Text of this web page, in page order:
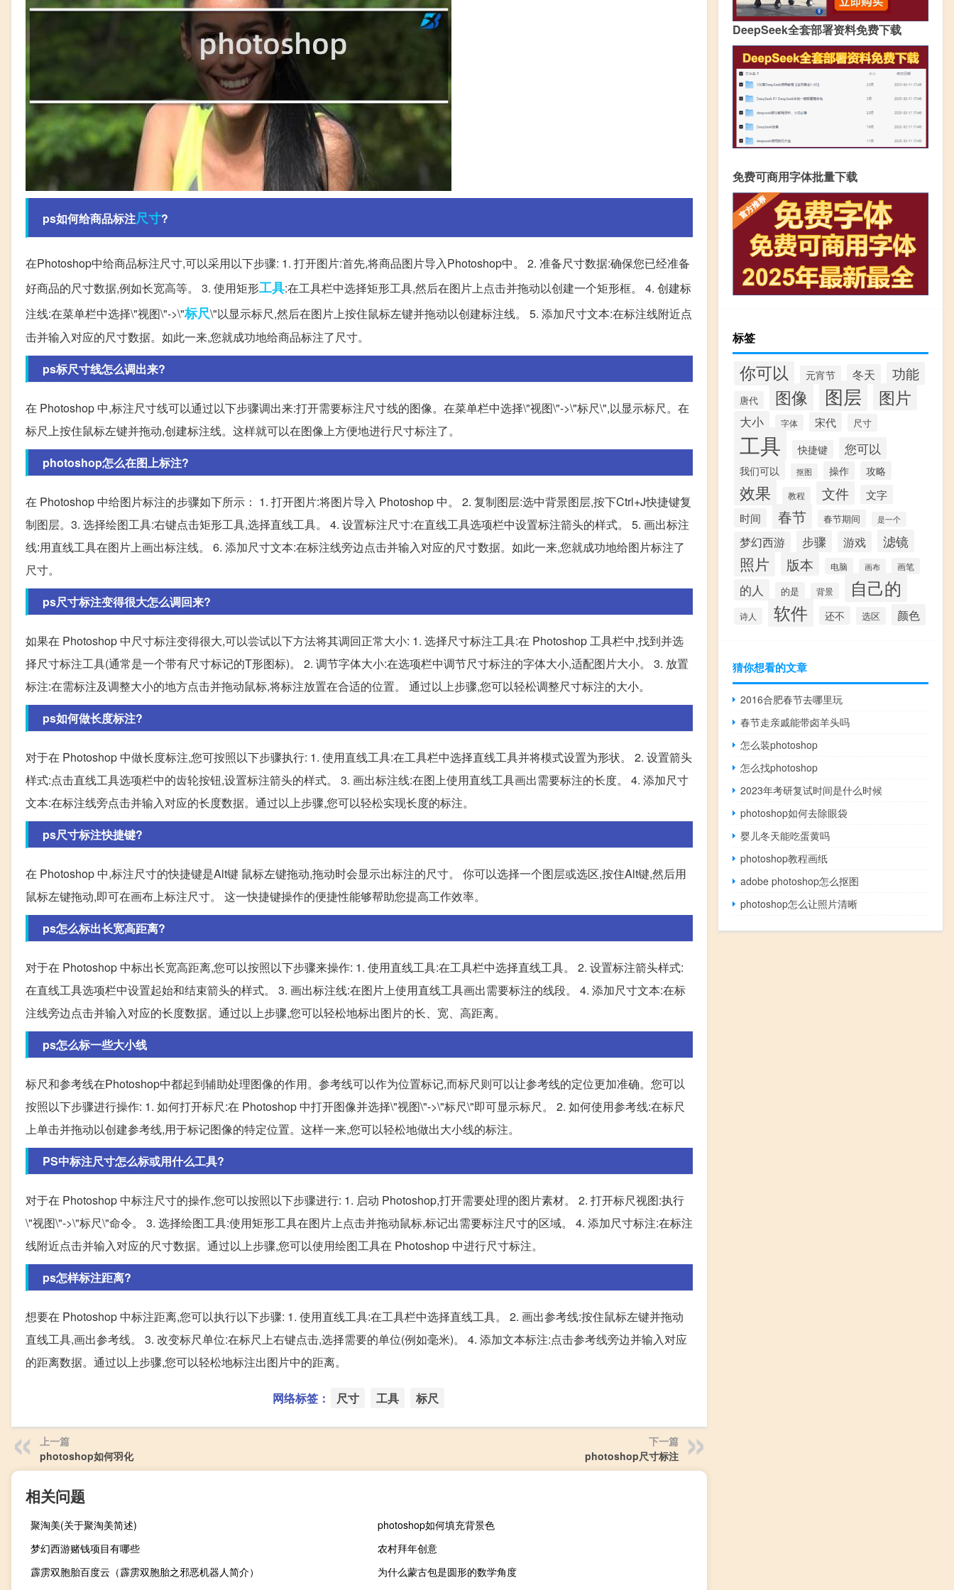
ps如何给商品标注尺寸?
在Photoshop中给商品标注尺寸,可以采用以下步骤: 1. 打开图片:首先,将商品图片导入Photoshop中。 2. 准备尺寸数据:确保您已经准备
好商品的尺寸数据,例如长宽高等。 3. 使用矩形工具:在工具栏中选择矩形工具,然后在图片上点击并拖动以创建一个矩形框。 4. 创建标
注线:在菜单栏中选择\"视图\"->\"标尺\"以显示标尺,然后在图片上按住鼠标左键并拖动以创建标注线。 5. 添加尺寸文本:在标注线附近点
击并输入对应的尺寸数据。如此一来,您就成功地给商品标注了尺寸。
ps标尺寸线怎么调出来?
在 Photoshop 中,标注尺寸线可以通过以下步骤调出来:打开需要标注尺寸线的图像。在菜单栏中选择\"视图\"->\"标尺\",以显示标尺。在
标尺上按住鼠标左键并拖动,创建标注线。这样就可以在图像上方便地进行尺寸标注了。
photoshop怎么在图上标注?
在 Photoshop 中给图片标注的步骤如下所示： 1. 打开图片:将图片导入 Photoshop 中。 2. 复制图层:选中背景图层,按下Ctrl+J快捷键复
制图层。3. 选择绘图工具:右键点击矩形工具,选择直线工具。 4. 设置标注尺寸:在直线工具选项栏中设置标注箭头的样式。 5. 画出标注
线:用直线工具在图片上画出标注线。 6. 添加尺寸文本:在标注线旁边点击并输入对应的尺寸数据。如此一来,您就成功地给图片标注了
尺寸。
ps尺寸标注变得很大怎么调回来?
如果在 Photoshop 中尺寸标注变得很大,可以尝试以下方法将其调回正常大小: 1. 选择尺寸标注工具:在 Photoshop 工具栏中,找到并选
择尺寸标注工具(通常是一个带有尺寸标记的T形图标)。 2. 调节字体大小:在选项栏中调节尺寸标注的字体大小,适配图片大小。 3. 放置
标注:在需标注及调整大小的地方点击并拖动鼠标,将标注放置在合适的位置。 通过以上步骤,您可以轻松调整尺寸标注的大小。
ps如何做长度标注?
对于在 Photoshop 中做长度标注,您可按照以下步骤执行: 1. 使用直线工具:在工具栏中选择直线工具并将模式设置为形状。 2. 设置箭头
样式:点击直线工具选项栏中的齿轮按钮,设置标注箭头的样式。 3. 画出标注线:在图上使用直线工具画出需要标注的长度。 4. 添加尺寸
文本:在标注线旁点击并输入对应的长度数据。通过以上步骤,您可以轻松实现长度的标注。
ps尺寸标注快捷键?
在 Photoshop 中,标注尺寸的快捷键是Alt键 鼠标左键拖动,拖动时会显示出标注的尺寸。 你可以选择一个图层或选区,按住Alt键,然后用
鼠标左键拖动,即可在画布上标注尺寸。 这一快捷键操作的便捷性能够帮助您提高工作效率。
ps怎么标出长宽高距离?
对于在 Photoshop 中标出长宽高距离,您可以按照以下步骤来操作: 1. 使用直线工具:在工具栏中选择直线工具。 2. 设置标注箭头样式:
在直线工具选项栏中设置起始和结束箭头的样式。 3. 画出标注线:在图片上使用直线工具画出需要标注的线段。 4. 添加尺寸文本:在标
注线旁边点击并输入对应的长度数据。通过以上步骤,您可以轻松地标出图片的长、宽、高距离。
ps怎么标一些大小线
标尺和参考线在Photoshop中都起到辅助处理图像的作用。参考线可以作为位置标记,而标尺则可以让参考线的定位更加准确。您可以
按照以下步骤进行操作: 1. 如何打开标尺:在 Photoshop 中打开图像并选择\"视图\"->\"标尺\"即可显示标尺。 2. 如何使用参考线:在标尺
上单击并拖动以创建参考线,用于标记图像的特定位置。这样一来,您可以轻松地做出大小线的标注。
PS中标注尺寸怎么标或用什么工具?
对于在 Photoshop 中标注尺寸的操作,您可以按照以下步骤进行: 1. 启动 Photoshop,打开需要处理的图片素材。 2. 打开标尺视图:执行
\"视图\"->\"标尺\"命令。 3. 选择绘图工具:使用矩形工具在图片上点击并拖动鼠标,标记出需要标注尺寸的区域。 4. 添加尺寸标注:在标注
线附近点击并输入对应的尺寸数据。通过以上步骤,您可以使用绘图工具在 Photoshop 中进行尺寸标注。
ps怎样标注距离?
想要在 Photoshop 中标注距离,您可以执行以下步骤: 1. 使用直线工具:在工具栏中选择直线工具。 2. 画出参考线:按住鼠标左键并拖动
直线工具,画出参考线。 3. 改变标尺单位:在标尺上右键点击,选择需要的单位(例如毫米)。 4. 添加文本标注:点击参考线旁边并输入对应
的距离数据。通过以上步骤,您可以轻松地标注出图片中的距离。
网络标签： 尺寸 工具 标尺
上一篇
photoshop如何羽化
下一篇
photoshop尺寸标注
相关问题
聚淘美(关于聚淘美简述)
photoshop如何填充背景色
梦幻西游赌钱项目有哪些
农村拜年创意
霹雳双胞胎百度云（霹雳双胞胎之邪恶机器人简介）
为什么蒙古包是圆形的数学角度
DeepSeek全套部署资料免费下载
免费可商用字体批量下载
标签
你可以 元宵节 冬天 功能
唐代 图像 图层 图片
大小 字体 宋代 尺寸
工具 快捷键 您可以
我们可以 抠图 操作 攻略
效果 教程 文件
文字
时间
春节 春节期间 是一个
梦幻西游 步骤 游戏 滤镜
照片 版本 电脑 画布 画笔
的人 的是 背景 自己的
诗人 软件 还不 选区 颜色
猜你想看的文章
2016合肥春节去哪里玩
春节走亲戚能带卤羊头吗
怎么装photoshop
怎么找photoshop
2023年考研复试时间是什么时候
photoshop如何去除眼袋
婴儿冬天能吃蛋黄吗
photoshop教程画纸
adobe photoshop怎么抠图
photoshop怎么让照片清晰